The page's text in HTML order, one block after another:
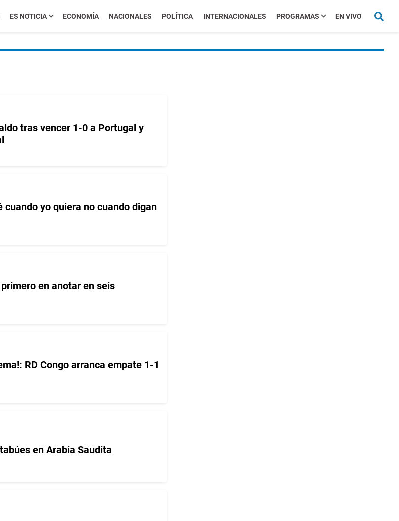
ES NOTICIA ECONOMÍA NACIONALES POLÍTICA INTERNACIONALES PROGRAMAS EN VIVO
tras vencer 1-0 a Portugal y
yo quiera no cuando digan
en anotar en seis
RD Congo arranca empate 1-1
en Arabia Saudita